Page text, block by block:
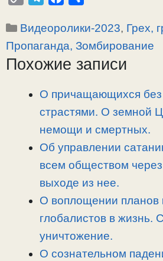
p
y
L
l
e
g
a
c
e
b
п
р
а
Рубрики
Видеоролики-2023, Грех,
Пропаганда, Зомбирование
Похожие записи
О причащающихся
страстями. О земной
немощи и смертных.
Об управлении
всем обществом через
выходе из нее.
О воплощении планов
глобалистов в жизнь.
уничтожение.
О сознательном